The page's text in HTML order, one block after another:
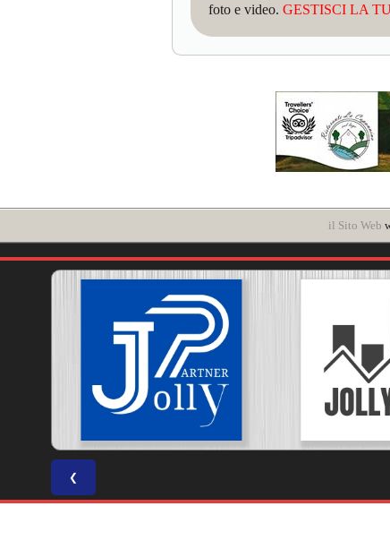
foto e video. GESTISCI LA
il Sito Web
❮